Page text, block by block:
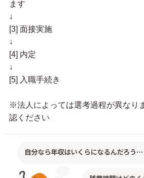
ます
↓
[3] 面接実施
↓
[4] 内定
↓
[5] 入職手続き
※法人によっては選考過程が異なり
認ください